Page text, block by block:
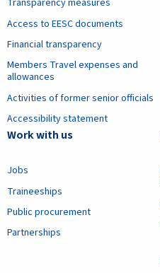
Transparency measures
Access to EESC documents
Financial transparency
Members Travel expenses and
allowances
Activities of former senior officials
Accessibility statement
Work with us
Jobs
Traineeships
Public procurement
Partnerships